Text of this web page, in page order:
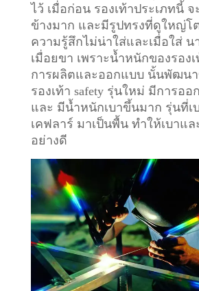
ไว้ เมื่อก่อน รองเท้าประเภทนี้
ข้างมาก และมีรูปทรงที่ดูใหญ่โ
ความรู้สึกไม่น่าใส่และเมื่อใส่ น
เมื่อยขา เพราะน้ำหนักของรอง
การผลิตและออกแบบ นั้นพัฒน
รองเท้า safety รุ่นใหม่ มีการอ
และ มีน้ำหนักเบาขึ้นมาก รุ่นที่เ
เคฟลาร์ มาเป็นพื้น ทำให้เบาแ
อย่างดี